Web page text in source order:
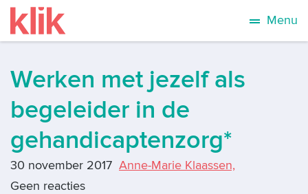
Menu
Werken met jezelf als
begeleider in de
gehandicaptenzorg*
30 november 2017 Anne-Marie Klaassen,
Geen reacties